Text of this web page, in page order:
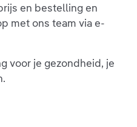
en bestelling en
met ons team via e-
voor je gezondheid, je